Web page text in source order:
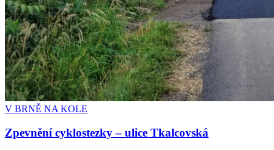
V BRNĚ NA KOLE
Zpevnění cyklostezky – ulice Tkalcovská